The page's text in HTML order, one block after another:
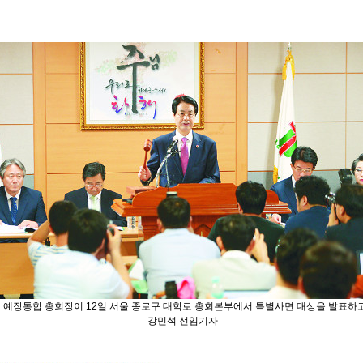
예장통합 총회장이 12일 서울 종로구 대학로 총회본부에서 특별사면 대상을 발표하
강민석 선임기자